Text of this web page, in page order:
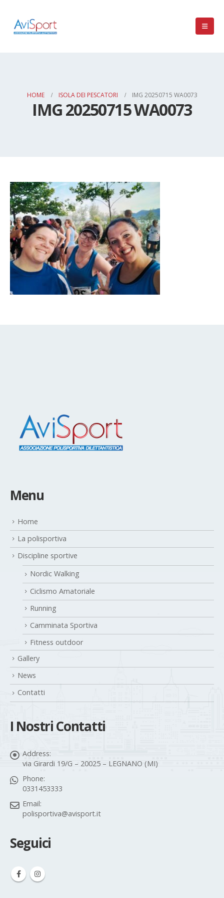
HOME ISOLA DEI PESCATORI IMG 20250715 WA0073
IMG 20250715 WA0073
Menu
Home
La polisportiva
Discipline sportive
Nordic Walking
Ciclismo Amatoriale
Running
Camminata Sportiva
Fitness outdoor
Gallery
News
Contatti
I Nostri Contatti
Address:
via Girardi 19/G – 20025 – LEGNANO (MI)
Phone:
0331453333
Email:
polisportiva@avisport.it
Seguici